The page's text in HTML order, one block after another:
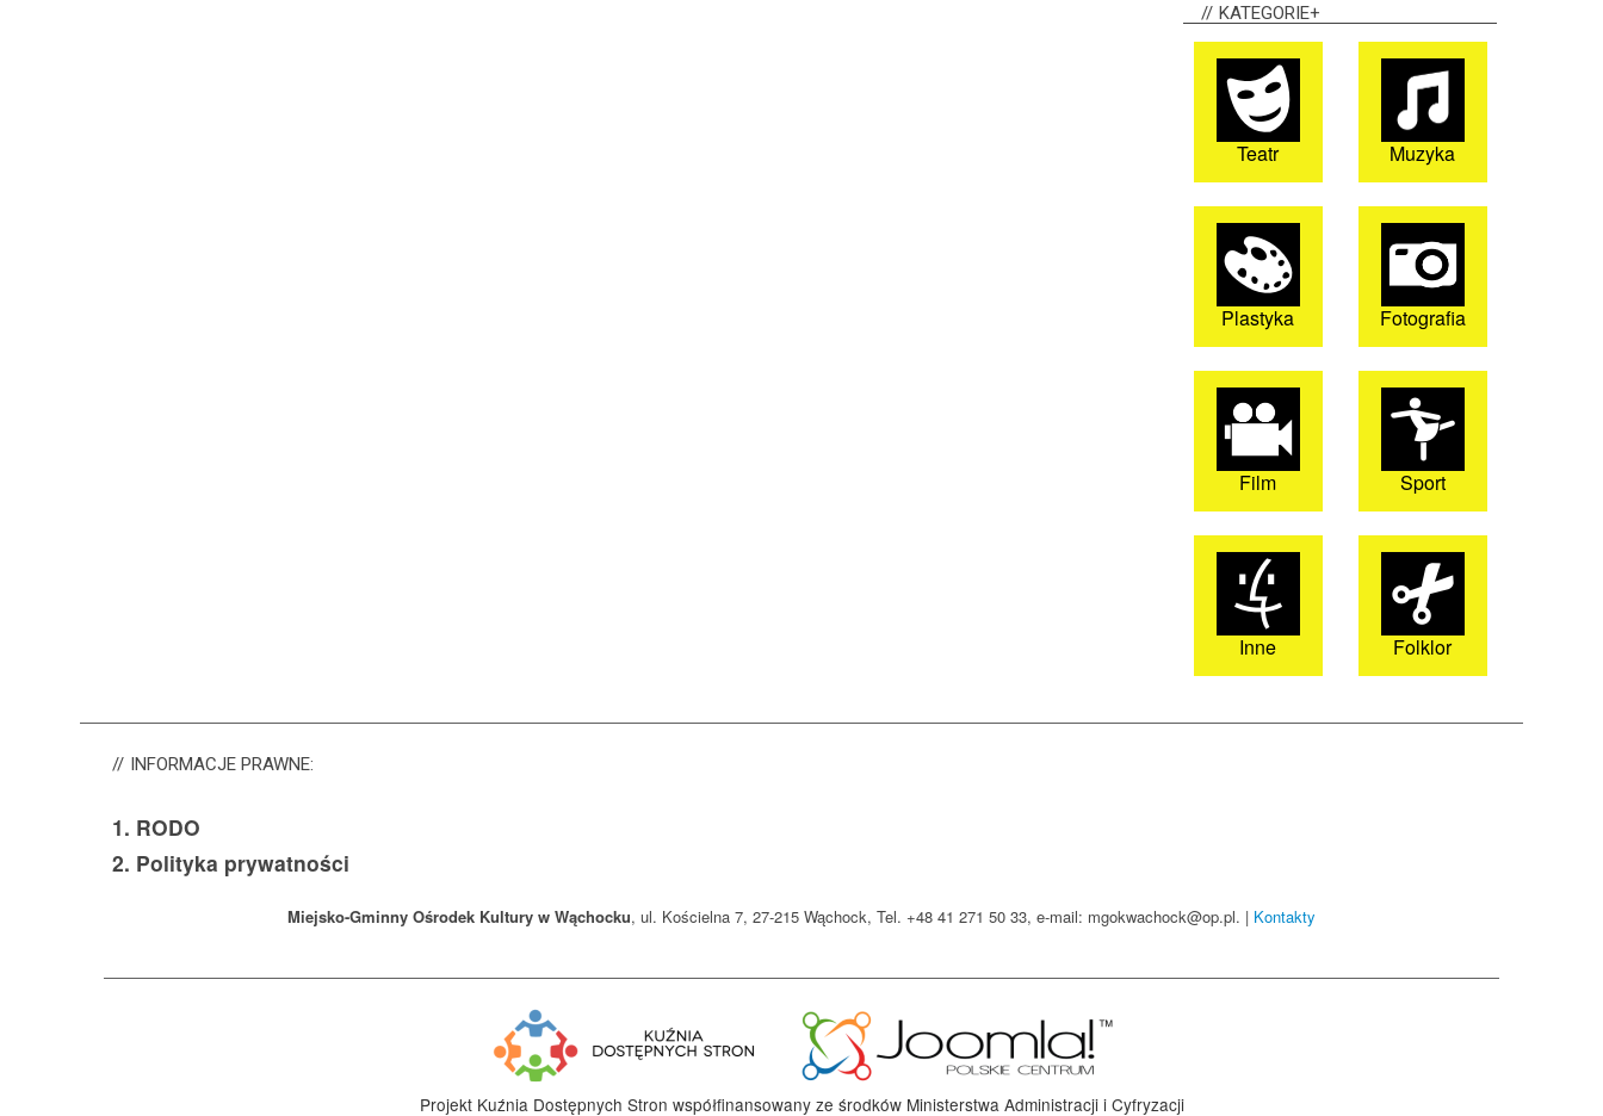
KATEGORIE+
Teatr Muzyka
Plastyka Fotografia
Film Sport
Inne Folklor
INFORMACJEPRAWNE:
1. RODO
2. Polityka prywatności
Miejsko-Gminny Ośrodek Kultury w Wąchocku, ul. Kościelna 7, 27-215 Wąchock, Tel. +48 41 271 50 33, e-mail: mgokwachock@op.pl. | Kontakty
Projekt Kuźnia Dostępnych Stron współfinansowany ze środków Ministerstwa Administracji i Cyfryzacji